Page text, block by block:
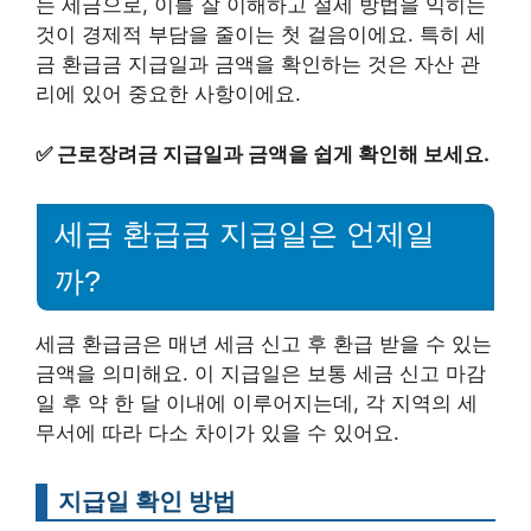
는 세금으로, 이를 잘 이해하고 절세 방법을 익히는
것이 경제적 부담을 줄이는 첫 걸음이에요. 특히 세
금 환급금 지급일과 금액을 확인하는 것은 자산 관
리에 있어 중요한 사항이에요.
✅ 근로장려금 지급일과 금액을 쉽게 확인해 보세요.
세금 환급금 지급일은 언제일
까?
세금 환급금은 매년 세금 신고 후 환급 받을 수 있는
금액을 의미해요. 이 지급일은 보통 세금 신고 마감
일 후 약 한 달 이내에 이루어지는데, 각 지역의 세
무서에 따라 다소 차이가 있을 수 있어요.
지급일 확인 방법